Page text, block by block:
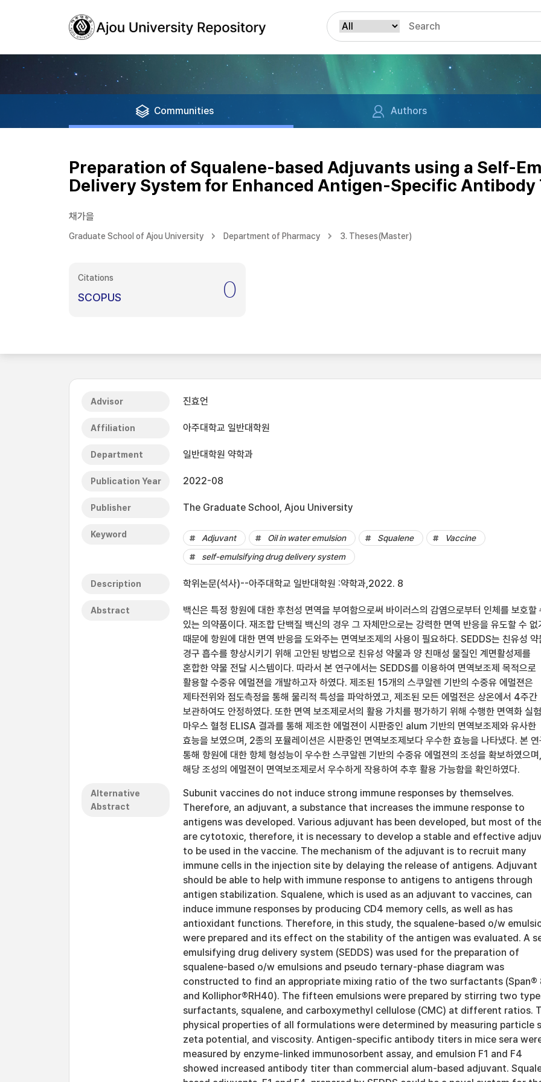
Communities Authors
Preparation of Squalene-based Adjuvants using a Self-
Delivery System for Enhanced Antigen-Specific Antibody
채가을
Graduate School of Ajou University Department of Pharmacy 3. Theses(Master)
Citations
SCOPUS 0
Advisor 진효언
Affiliation 아주대학교 일반대학원
Department 일반대학원 약학과
Publication Year 2022-08
Publisher The Graduate School, Ajou University
Keyword Adjuvant Oil in water emulsion Squalene
Vaccine
self-emulsifying drug delivery system
Description 학위논문(석사)--아주대학교 일반대학원 :약학과,2022. 8
Abstract
백신은 특정 항원에 대한 후천성 면역을 부여함으로써 바이러스의 감염으로부터 인체를 보호할
있는 의약품이다. 재조합 단백질 백신의 경우 그 자체만으로는 강력한 면역 반응을 유도할 수 없
때문에 항원에 대한 면역 반응을 도와주는 면역보조제의 사용이 필요하다. SEDDS는 친유성 약
경구 흡수를 향상시키기 위해 고안된 방법으로 친유성 약물과 양 친매성 물질인 계면활성제를
혼합한 약물 전달 시스템이다. 따라서 본 연구에서는 SEDDS를 이용하여 면역보조제 목적으로
활용할 수중유 에멀젼을 개발하고자 하였다. 제조된 15개의 스쿠알렌 기반의 수중유 에멀젼은
제타전위와 점도측정을 통해 물리적 특성을 파악하였고, 제조된 모든 에멀전은 상온에서 4주간
보관하여도 안정하였다. 또한 면역 보조제로서의 활용 가치를 평가하기 위해 수행한 면역화 실
마우스 혈청 ELISA 결과를 통해 제조한 에멀젼이 시판중인 alum 기반의 면역보조제와 유사한
효능을 보였으며, 2종의 포뮬레이션은 시판중인 면역보조제보다 우수한 효능을 나타냈다. 본 연
통해 항원에 대한 항체 형성능이 우수한 스쿠알렌 기반의 수중유 에멀젼의 조성을 확보하였으며,
해당 조성의 에멀젼이 면역보조제로서 우수하게 작용하여 추후 활용 가능함을 확인하였다.
Alternative
Abstract
Subunit vaccines do not induce strong immune responses by themselves.
Therefore, an adjuvant, a substance that increases the immune response to
antigens was developed. Various adjuvant has been developed, but most of
are cytotoxic, therefore, it is necessary to develop a stable and effective
to be used in the vaccine. The mechanism of the adjuvant is to recruit many
immune cells in the injection site by delaying the release of antigens. Adjuvant
should be able to help with immune response to antigens to antigens through
antigen stabilization. Squalene, which is used as an adjuvant to vaccines, can
induce immune responses by producing CD4 memory cells, as well as has
antioxidant functions. Therefore, in this study, the squalene-based o/w
were prepared and its effect on the stability of the antigen was evaluated. A
emulsifying drug delivery system (SEDDS) was used for the preparation of
squalene-based o/w emulsions and pseudo ternary-phase diagram was
constructed to find an appropriate mixing ratio of the two surfactants (Span®
and Kolliphor®RH40). The fifteen emulsions were prepared by stirring two
surfactants, squalene, and carboxymethyl cellulose (CMC) at different ratios.
physical properties of all formulations were determined by measuring particle
zeta potential, and viscosity. Antigen-specific antibody titers in mice sera
measured by enzyme-linked immunosorbent assay, and emulsion F1 and F4
showed increased antibody titer than commercial alum-based adjuvant.